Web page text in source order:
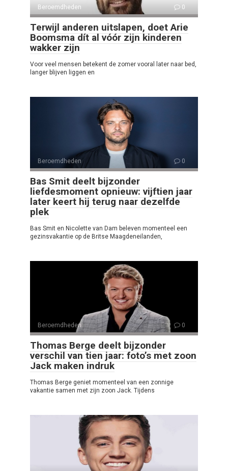
Beroemdheden 0
Terwijl anderen uitslapen, doet Arie
Boomsma dít al vóór zijn kinderen
wakker zijn
Voor veel mensen betekent de zomer vooral later naar bed,
langer blijven liggen en
Beroemdheden 0
Bas Smit deelt bijzonder
liefdesmoment opnieuw: vijftien jaar
later keert hij terug naar dezelfde
plek
Bas Smit en Nicolette van Dam beleven momenteel een
gezinsvakantie op de Britse Maagdeneilanden,
Beroemdheden 0
Thomas Berge deelt bijzonder
verschil van tien jaar: foto’s met zoon
Jack maken indruk
Thomas Berge geniet momenteel van een zonnige
vakantie samen met zijn zoon Jack. Tijdens